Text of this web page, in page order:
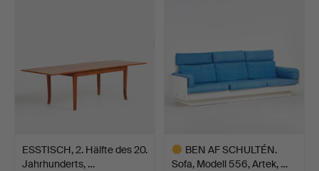
ESSTISCH, 2. Hälfte des 20.
Jahrhunderts, …
BEN AF SCHULTÉN.
Sofa, Modell 556, Artek, …